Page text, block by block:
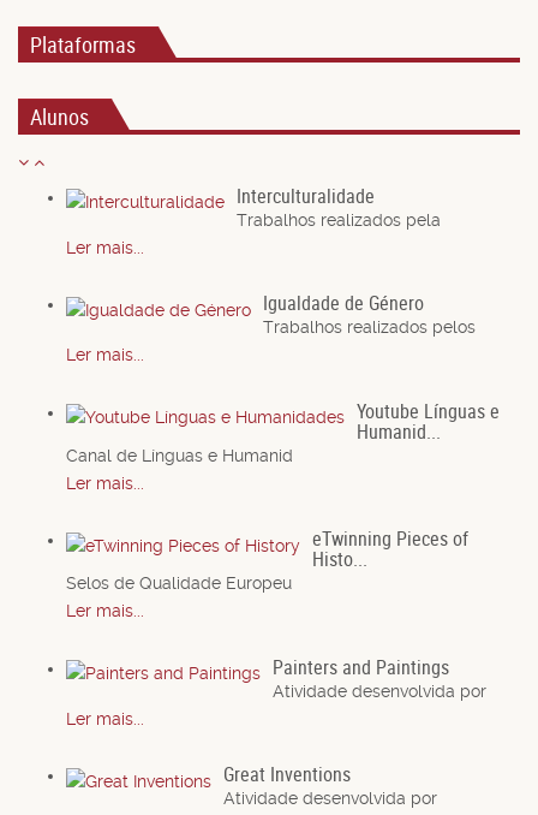
Plataformas
Alunos
Interculturalidade
Trabalhos realizados pela
Ler mais...
Igualdade de Género
Trabalhos realizados pelos
Ler mais...
Youtube Línguas e
Humanid...
Canal de Línguas e Humanid
Ler mais...
eTwinning Pieces of
Histo...
Selos de Qualidade Europeu
Ler mais...
Painters and Paintings
Atividade desenvolvida por
Ler mais...
Great Inventions
Atividade desenvolvida por